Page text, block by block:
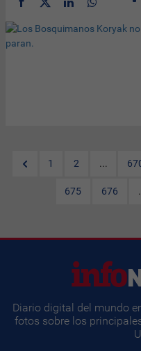
1 2 ...
675 676
Diario digital del mundo
fotos sobre los